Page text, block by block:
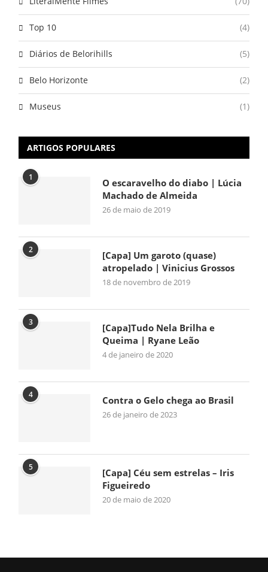
Top 10 (4)
Diários de Belorihills (5)
Belo Horizonte (2)
Museus (1)
ARTIGOS POPULARES
1
O escaravelho do diabo | Lúcia
Machado de Almeida
26 de maio de 2019
2
[Capa] Um garoto (quase)
atropelado | Vinicius Grossos
18 de novembro de 2019
3
[Capa]Tudo Nela Brilha e
Queima | Ryane Leão
4 de janeiro de 2020
4 Contra o Gelo chega ao Brasil
26 de janeiro de 2023
5
[Capa] Céu sem estrelas – Iris
Figueiredo
20 de maio de 2020